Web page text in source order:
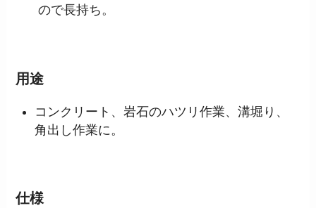
ので長持ち。
用途
コンクリート、岩石のハツリ作業、溝堀り、
角出し作業に。
仕様